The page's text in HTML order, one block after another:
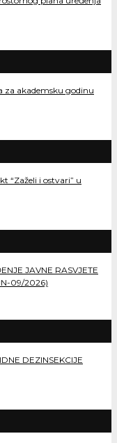
za akademsku godinu
“Zaželi i ostvari” u
JAVNE RASVJETE
09/2026)
DEZINSEKCIJE